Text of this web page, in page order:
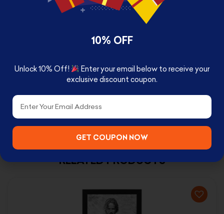
33 x 43 cm Large
RELATED PRODUCTS
10% OFF
Unlock 10% Off!
Enter your email below to receive your
exclusive discount coupon.
Email
GET COUPON NOW